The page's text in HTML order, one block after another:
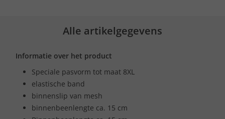
Alle artikelgegevens
Informatie over het product
Speciale pasvorm tot maat 8XL
elastische band
binnenslip van mesh
binnenbeenlengte ca. 15 cm